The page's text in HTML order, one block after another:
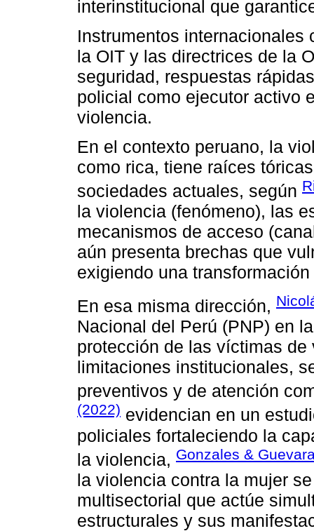
interinstitucional que
Instrumentos internacionales
la OIT y las directrices de la
seguridad, respuestas
policial como ejecutor activo
violencia.
En el contexto peruano, la
como rica, tiene raíces
sociedades actuales, según
la violencia (fenómeno), las
mecanismos de acceso
aún presenta brechas que
exigiendo una
En esa misma dirección,
Nacional del Perú (PNP) en
protección de las víctimas
limitaciones institucionales,
preventivos y de atención
(2022) evidencian en un
policiales fortaleciendo la
la violencia, Gonzales &
la violencia contra la mujer
multisectorial que actúe
estructurales y sus